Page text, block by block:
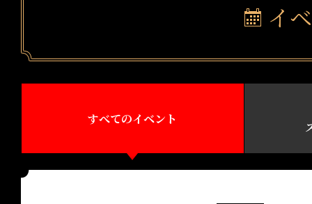
イ
すべてのイベント